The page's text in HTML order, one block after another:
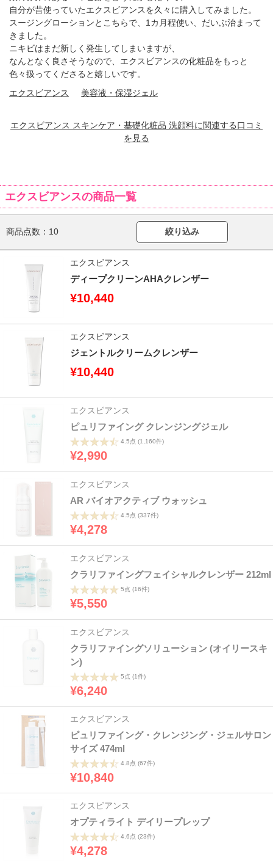
自分が昔使っていたエクスビアンスを久々に購入してみました。
スージングローションとこちらで、1カ月程使い、だいぶ治まって
きました。
ニキビはまだ新しく発生してしまいますが、
なんとなく良さそうなので、エクスビアンスの化粧品をもっと
色々扱ってくださると嬉しいです。
エクスビアンス
美容液・保湿ジェル
エクスビアンス スキンケア・基礎化粧品 洗顔料に関連する口コミ
を見る
エクスビアンスの商品一覧
商品点数： 10 絞り込み
エクスビアンス
ディープクリーンAHAクレンザー
¥10,440
エクスビアンス
ジェントルクリームクレンザー
¥10,440
エクスビアンス
ピュリファイング クレンジングジェル
4.5点 (1,160件)
¥2,990
エクスビアンス
AR バイオアクティブ ウォッシュ
4.5点 (337件)
¥4,278
エクスビアンス
クラリファイングフェイシャルクレンザー 212ml
5点 (16件)
¥5,550
エクスビアンス
クラリファイングソリューション (オイリースキ
ン)
5点 (1件)
¥6,240
エクスビアンス
ピュリファイング・クレンジング・ジェルサロン
サイズ 474ml
4.8点 (67件)
¥10,840
エクスビアンス
オプティライト デイリープレップ
4.6点 (23件)
¥4,278